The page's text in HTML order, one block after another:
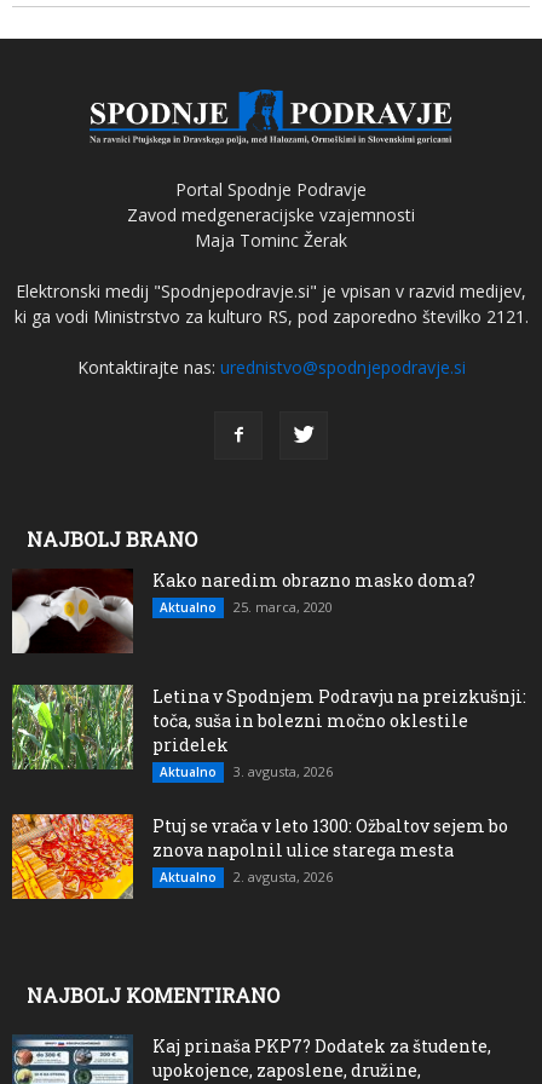
Portal Spodnje Podravje
Zavod medgeneracijske vzajemnosti
Maja Tominc Žerak
Elektronski medij "Spodnjepodravje.si" je vpisan v razvid medijev,
ki ga vodi Ministrstvo za kulturo RS, pod zaporedno številko 2121.
Kontaktirajte nas: urednistvo@spodnjepodravje.si
NAJBOLJ BRANO
Kako naredim obrazno masko doma?
Aktualno 25. marca, 2020
Letina v Spodnjem Podravju na preizkušnji:
toča, suša in bolezni močno oklestile
pridelek
Aktualno 3. avgusta, 2026
Ptuj se vrača v leto 1300: Ožbaltov sejem bo
znova napolnil ulice starega mesta
Aktualno 2. avgusta, 2026
NAJBOLJ KOMENTIRANO
Kaj prinaša PKP7? Dodatek za študente,
upokojence, zaposlene, družine,